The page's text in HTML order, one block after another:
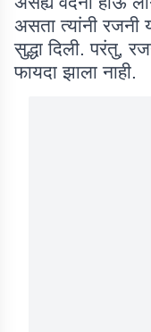
असता त्यांनी रजनी
सुद्धा दिली. परंतु,
फायदा झाला नाही.